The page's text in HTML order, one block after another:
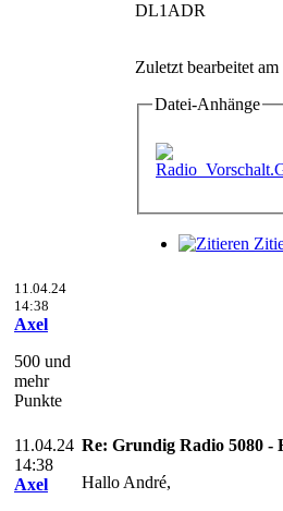
DL1ADR
Zuletzt bearbeitet
Datei-Anhänge
11.04.24
14:38
Axel
500 und
mehr
Punkte
11.04.24
14:38
Axel
Re: Grundig Radio 5080 -
Hallo André,